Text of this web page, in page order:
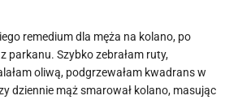
remedium dla męża na kolano, po
parkanu. Szybko zebrałam ruty,
oliwą, podgrzewałam kwadrans w
dziennie mąż smarował kolano, masując